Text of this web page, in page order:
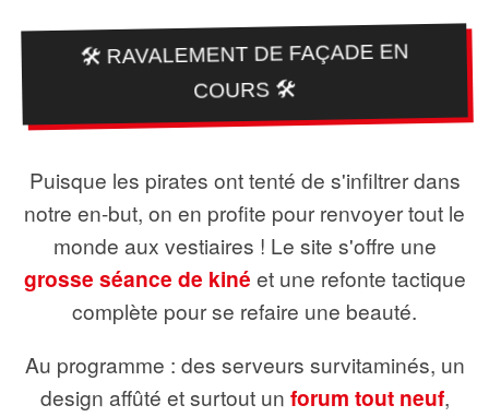
🛠️ RAVALEMENT DE FAÇADE EN
COURS 🛠️
Puisque les pirates ont tenté de s'infiltrer dans
notre en-but, on en profite pour renvoyer tout le
monde aux vestiaires ! Le site s'offre une
grosse séance de kiné et une refonte tactique
complète pour se refaire une beauté.
Au programme : des serveurs survitaminés, un
design affûté et surtout un forum tout neuf,